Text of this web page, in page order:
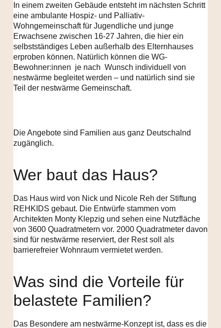
In einem zweiten Gebäude entsteht im nächsten Schritt
eine ambulante Hospiz- und Palliativ-
Wohngemeinschaft für Jugendliche und junge
Erwachsene zwischen 16-27 Jahren, die hier ein
selbstständiges Leben außerhalb des Elternhauses
erproben können. Natürlich können die WG-
Bewohner:innen je nach Wunsch individuell von
nestwärme begleitet werden – und natürlich sind sie
Teil der nestwärme Gemeinschaft.
Die Angebote sind Familien aus ganz Deutschalnd
zugänglich.
Wer baut das Haus?
Das Haus wird von Nick und Nicole Reh der Stiftung
REHKIDS gebaut. Die Entwürfe stammen vom
Architekten Monty Klepzig und sehen eine Nutzfläche
von 3600 Quadratmetern vor. 2000 Quadratmeter davon
sind für nestwärme reserviert, der Rest soll als
barrierefreier Wohnraum vermietet werden.
Was sind die Vorteile für
belastete Familien?
Das Besondere am nestwärme-Konzept ist, dass es die